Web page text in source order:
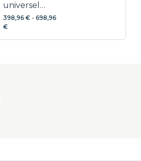
universel
avec plateau
en bois dur
avec trous
398,96 € -698,96
€